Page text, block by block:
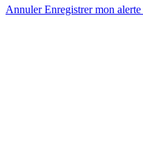
AnnulerEnregistrer mon alerte